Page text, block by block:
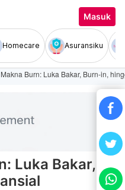
Masuk
Homecare Asuransiku
Burn: Luka Bakar, Burn-in,
Luka Bakar,